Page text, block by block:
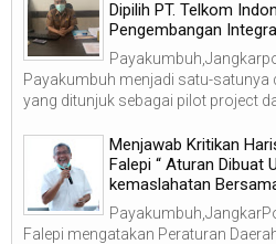
Dipilih PT. Telkom
Pengembangan
Payakumbuh menjadi satu-satunya
yang ditunjuk sebagai pilot project
Menjawab Kritikan
Falepi “ Aturan Dibuat
kemaslahatan
Falepi mengatakan Peraturan